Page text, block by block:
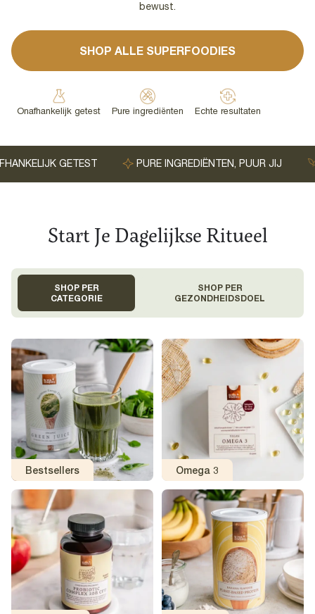
bewust.
SHOP ALLE SUPERFOODIES
Onafhankelijk getest Pure ingrediënten Echte resultaten
PURE INGREDIËNTEN, PUUR JIJ GEEN ROMMEL,
Start Je Dagelijkse Ritueel
SHOP PER
CATEGORIE
SHOP PER
GEZONDHEIDSDOEL
Bestsellers Omega 3